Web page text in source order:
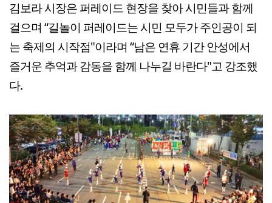
김보라 시장은 퍼레이드 현장을 찾아 시민들과 함께
걸으며 “길놀이 퍼레이드는 시민 모두가 주인공이 되
는 축제의 시작점"이라며 “남은 연휴 기간 안성에서
즐거운 추억과 감동을 함께 나누길 바란다"고 강조했
다.